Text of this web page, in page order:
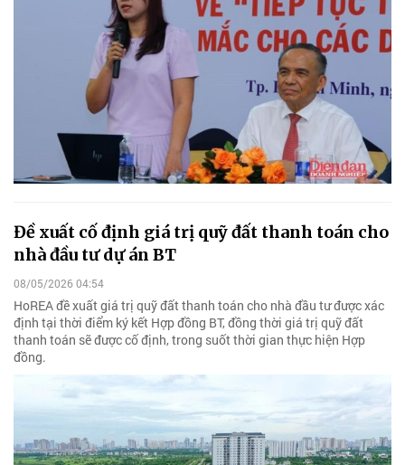
Đề xuất cố định giá trị quỹ đất thanh toán cho
nhà đầu tư dự án BT
08/05/2026 04:54
HoREA đề xuất giá trị quỹ đất thanh toán cho nhà đầu tư được xác
định tại thời điểm ký kết Hợp đồng BT, đồng thời giá trị quỹ đất
thanh toán sẽ được cố định, trong suốt thời gian thực hiện Hợp
đồng.